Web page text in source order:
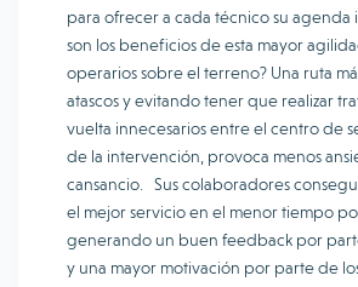
para ofrecer a cada técnico su agenda
son los beneficios de esta mayor
operarios sobre el terreno? Una ruta
atascos y evitando tener que realizar
vuelta innecesarios entre el centro de
de la intervención, provoca menos
cansancio. Sus colaboradores
el mejor servicio en el menor tiempo
generando un buen feedback por
y una mayor motivación por parte de